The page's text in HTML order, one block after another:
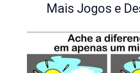
Mais Jogos e